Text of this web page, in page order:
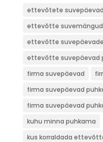
ettevõtete suvepäevad
ettevõtte suvemängud
ettevõtte
ettevõtte suvepäevad
firma suvepäevad
firma suvepäevad
firma suvepäevad
kuhu minna puhkama
kus korraldada